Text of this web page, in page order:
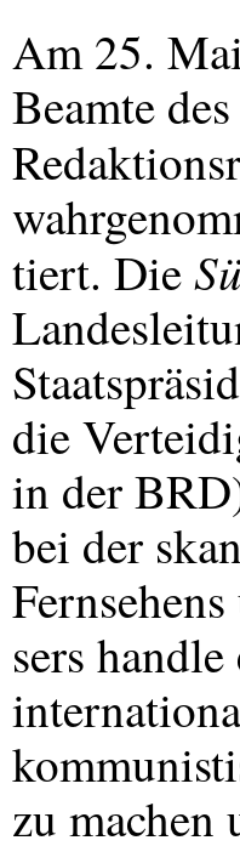
Am 25.
Beamte
tiert. Die
die
in derBRD
bei der
sers
zu machen